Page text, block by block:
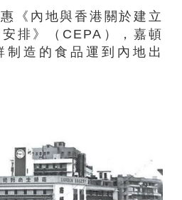
內地與香港關於建立
排》（CEPA），嘉頓
制造的食品運到內地出